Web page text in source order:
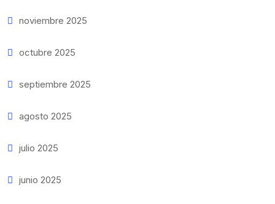
noviembre 2025
octubre 2025
septiembre 2025
agosto 2025
julio 2025
junio 2025